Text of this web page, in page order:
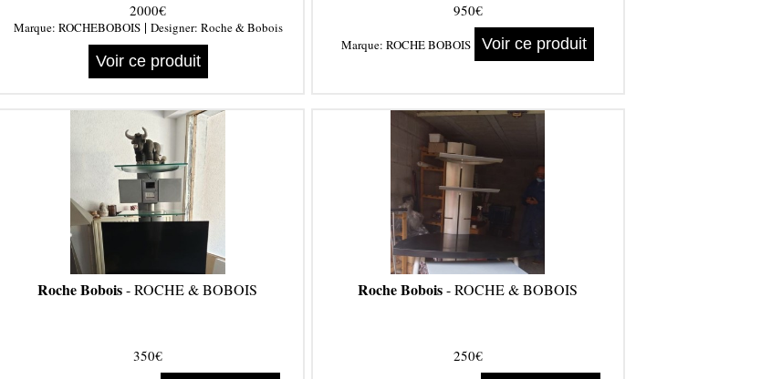
2000€
Marque: ROCHEBOBOIS| Designer: Roche & Bobois
Voir ce produit
950€
Marque: ROCHE BOBOIS Voir ce produit
Roche Bobois- ROCHE & BOBOIS
350€
Roche Bobois- ROCHE & BOBOIS
250€